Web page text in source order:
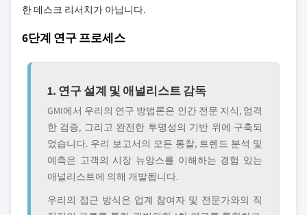
한 데스크 리서치가 아닙니다.
6단계 연구 프로세스
1. 연구 설계 및 애널리스트 감독
GMI에서 우리의 연구 방법론은 인간 전문 지식, 엄격
한 검증, 그리고 완전한 투명성의 기반 위에 구축되
었습니다. 우리 보고서의 모든 통찰, 트렌드 분석 및
예측은 고객의 시장 뉴앙스를 이해하는 경험 있는
애널리스트에 의해 개발됩니다.
우리의 접근 방식은 업계 참여자 및 전문가와의 직